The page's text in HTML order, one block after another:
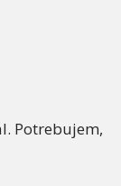
Potrebujem,